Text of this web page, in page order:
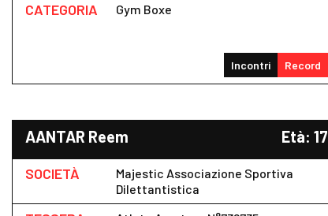
CATEGORIA Gym Boxe
Incontri Record
AANTAR Reem Età: 17
SOCIETÀ
Majestic Associazione Sportiva
Dilettantistica